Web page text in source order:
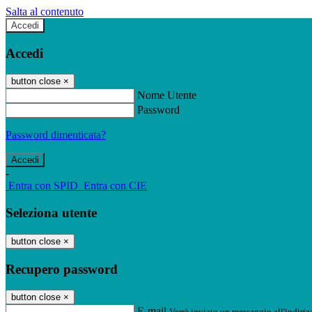
Salta al contenuto
Accedi
Accedi
button close ×
Nome Utente
Password
Password dimenticata?
-
Entra con SPID Entra con CIE
Seleziona utente
button close ×
Recupero password
button close ×